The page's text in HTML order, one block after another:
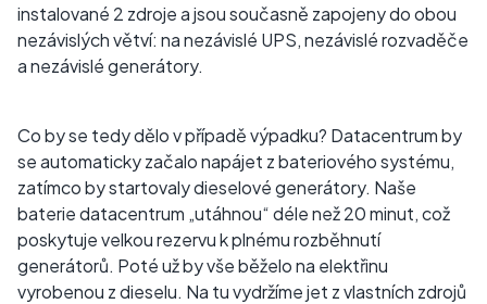
instalované 2 zdroje a jsou současně zapojeny do obou
nezávislých větví: na nezávislé UPS, nezávislé rozvaděče
a nezávislé generátory.
Co by se tedy dělo v případě výpadku? Datacentrum by
se automaticky začalo napájet z bateriového systému,
zatímco by startovaly dieselové generátory. Naše
baterie datacentrum „utáhnou“ déle než 20 minut, což
poskytuje velkou rezervu k plnému rozběhnutí
generátorů. Poté už by vše běželo na elektřinu
vyrobenou z dieselu. Na tu vydržíme jet z vlastních zdrojů